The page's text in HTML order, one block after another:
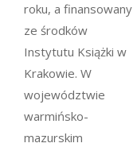
roku, a finansowany
ze środków
Instytutu Książki w
Krakowie. W
województwie
warmińsko-
mazurskim